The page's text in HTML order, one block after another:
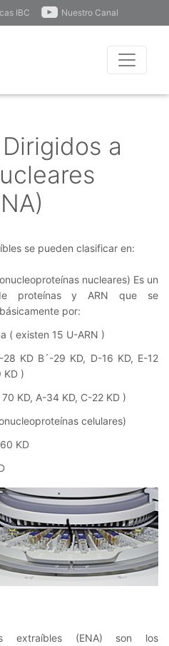
IBC Nuestro Canal
a
se pueden clasificar en:
nucleares) Es un
proteínas y ARN que se
por:
( existen 15 U-ARN )
KD B´-29 KD, D-16 KD, E-12
KD )
KD, A-34 KD, C-22 KD )
celulares)
KD
extraíbles (ENA) son los